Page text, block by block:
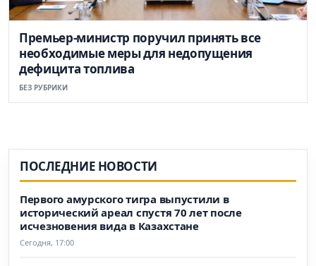
Премьер-министр поручил принять все
необходимые меры для недопущения
дефицита топлива
БЕЗ РУБРИКИ
ПОСЛЕДНИЕ НОВОСТИ
Первого амурского тигра выпустили в
исторический ареал спустя 70 лет после
исчезновения вида в Казахстане
Сегодня, 17:00